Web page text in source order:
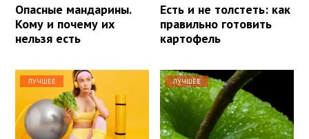
Опасные мандарины.
Кому и почему их
нельзя есть
Есть и не толстеть: как
правильно готовить
картофель
ЛУЧШЕЕ ЛУЧШЕЕ